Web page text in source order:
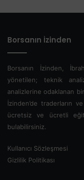
Borsanın İzinden
Borsanın İzinden,
yönetilen; teknik
analizlerine odaklanan
İzinden’de traderların
ücretsiz ve ücretli
bulabilirsiniz.
Kullanıcı Sözleşmesi
Gizlilik Politikası